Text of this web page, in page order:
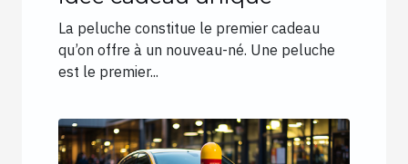
La peluche constitue le premier cadeau
qu’on offre à un nouveau-né. Une peluche
est le premier...